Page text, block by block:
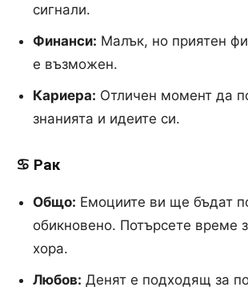
сигнали.
Финанси: Малък, но приятен
е възможен.
Кариера: Отличен момент да
знанията и идеите си.
♋ Рак
Общо: Емоциите ви ще бъдат
обикновено. Потърсете време
хора.
Любов: Денят е подходящ за